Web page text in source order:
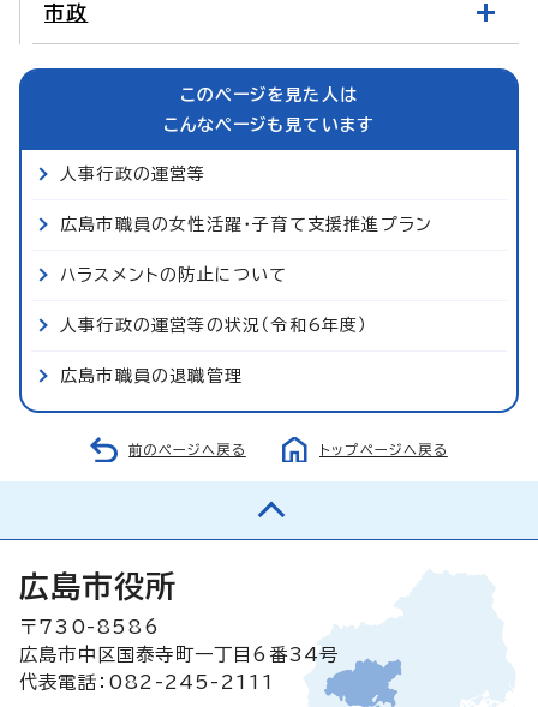
市政
このページを見た人は
こんなページも見ています
人事行政の運営等
広島市職員の女性活躍・子育て支援推進プラン
ハラスメントの防止について
人事行政の運営等の状況（令和6年度）
広島市職員の退職管理
前のページへ戻る トップページへ戻る
広島市役所
〒730-8586
広島市中区国泰寺町一丁目6番34号
代表電話：082-245-2111